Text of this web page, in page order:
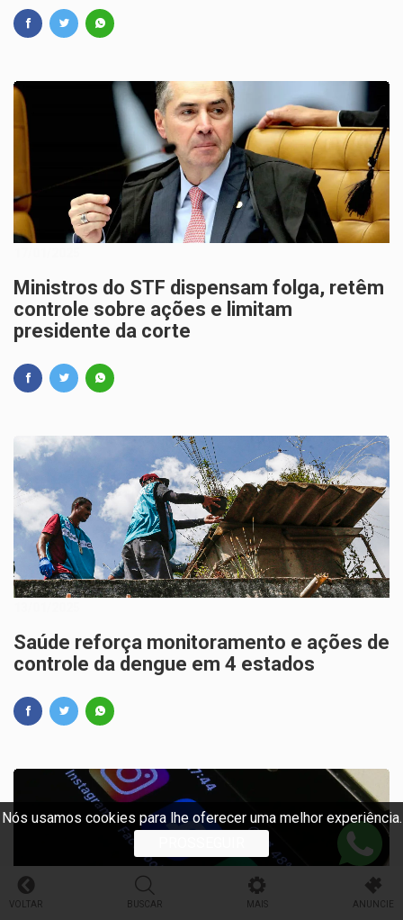
Nós usamos cookies para lhe oferecer uma melhor experiência.
Ministros do STF dispensam folga, retêm
controle sobre ações e limitam
presidente da corte
Saúde reforça monitoramento e ações de
controle da dengue em 4 estados
VOLTAR BUSCAR MAIS ANUNCIE